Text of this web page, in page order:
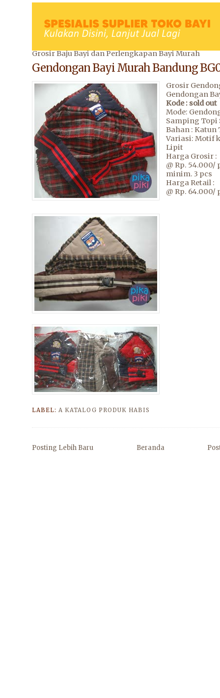
Grosir Baju Bayi dan Perlengkapan Bayi Murah
Gendongan Bayi Murah Bandung
Grosir
Gendongan
Kode : sold out
Mode:
Samping Topi
Bahan : Katun
Variasi: Motif
Lipit
Harga Grosir :
@ Rp. 54.000/
minim. 3 pcs
Harga Retail :
@ Rp. 64.000/
LABEL:A KATALOG PRODUK HABIS
Posting Lebih Baru Beranda